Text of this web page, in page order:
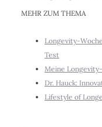
MEHR ZUM THEMA
Longevity-
Test
Meine
Dr. Hauck:
Lifestyle of